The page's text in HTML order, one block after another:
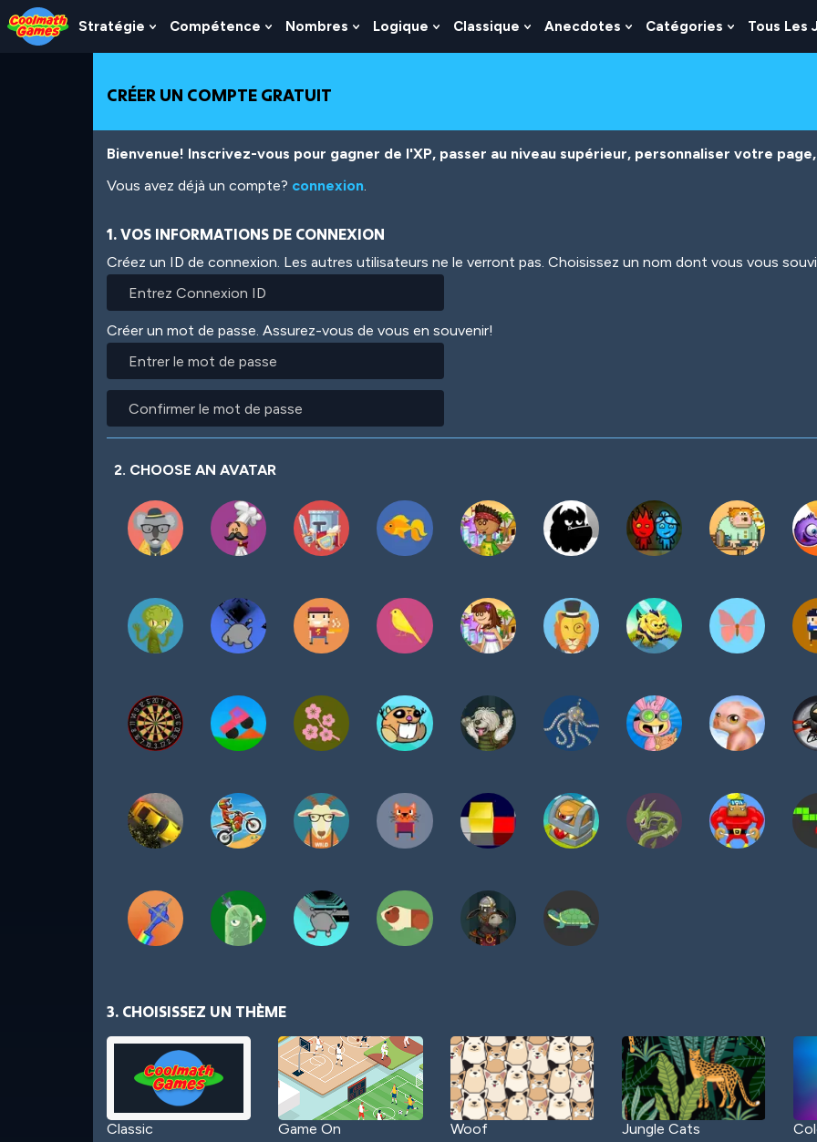
Skip
to
Top
Skip
to
Navigation
Skip
to
Main
Skip
to
Footer
Aller
au
contenu
Stratégie
Show
Submenu
Stratégie
Compétence
Show
Submenu
Compétence
Nombres
Show
Submenu
Logique
Show
Submenu
Classique
Show
Submenu
Anecdotes
Show
Submenu
Catégories
Show
Submenu
Tous Les
CRÉER UN COMPTE GRATUIT
Bienvenue! Inscrivez-vous pour gagner de l'XP, passer au niveau supérieur, personnaliser votre
Vous avez déjà un compte? connexion.
1. VOS INFORMATIONS DE CONNEXION
Créez un ID de connexion. Les autres utilisateurs ne le verront pas. Choisissez un nom dont vous vous
Créer un mot de passe. Assurez-vous de vous en souvenir!
mot
passe
mot
passe
2. CHOOSE AN AVATAR
3. CHOISISSEZ UN THÈME
Classic Game On Woof Jungle Cats